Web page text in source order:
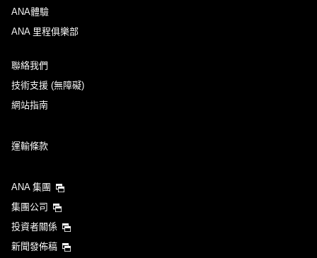
ANA體驗
ANA 里程俱樂部
聯絡我們
技術支援 (無障礙)
網站指南
運輸條款
ANA 集團
集團公司
投資者關係
新聞發佈稿